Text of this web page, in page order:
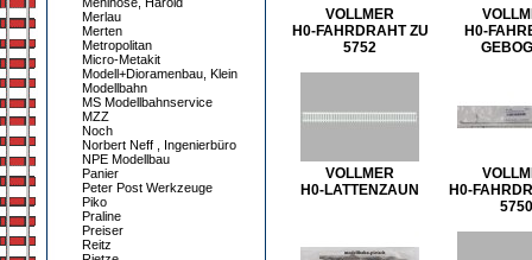
Merlau
Merten
Metropolitan
Micro-Metakit
Modell+Dioramenbau, Klein
Modellbahn
MS Modellbahnservice
MZZ
Noch
Norbert Neff , Ingenierbüro
NPE Modellbau
Panier
Peter Post Werkzeuge
Piko
Praline
Preiser
Reitz
VOLLMER
H0-FAHRDRAHT ZU
5752
H0-
VOLLMER
H0-LATTENZAUN
H0-
5750